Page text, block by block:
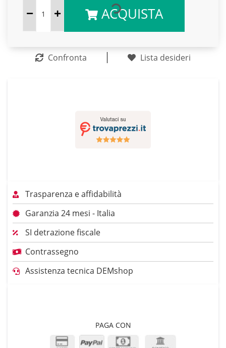
ACQUISTA
Confronta Lista desideri
Trasparenza e affidabilità
Garanzia 24 mesi - Italia
SI detrazione fiscale
Contrassegno
Assistenza tecnica DEMshop
PAGA CON